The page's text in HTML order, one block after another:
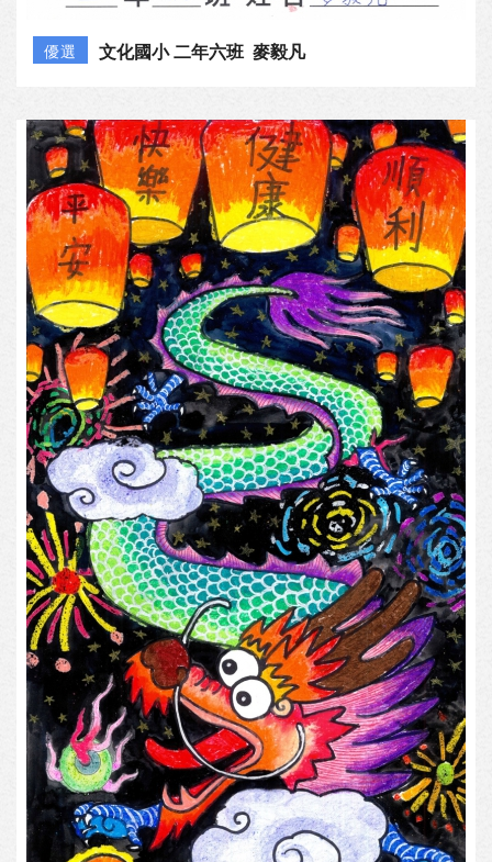
優選 文化國小 二年六班 麥毅凡